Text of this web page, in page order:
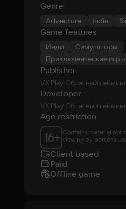
Genre
Adventure Indie
Game features
Инди
Симуляторы
Приключенческие игры
Publisher
VK Play Облачный гейминг
Developer
VK Play Облачный гейминг
Age restriction
16+ Contains material not
viewing by persons
Client based
Paid
Offline game